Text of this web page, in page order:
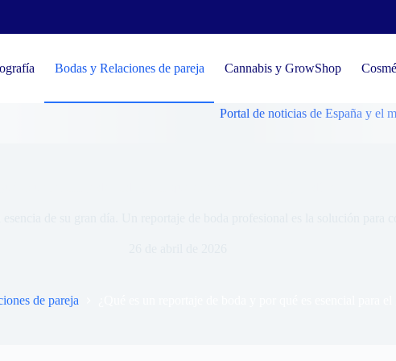
Bodas y Relaciones de pareja Cannabis y GrowShop
Portal de noticias de España y el mundo,
de pareja